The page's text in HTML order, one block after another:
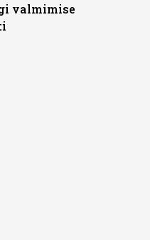
valmimise